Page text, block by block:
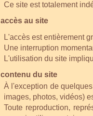
Ce site est totalement
accès au site
L'accès est entièrement
Une interruption
L'utilisation du site
contenu du site
À l'exception de
images, photos, vidéos)
Toute reproduction,